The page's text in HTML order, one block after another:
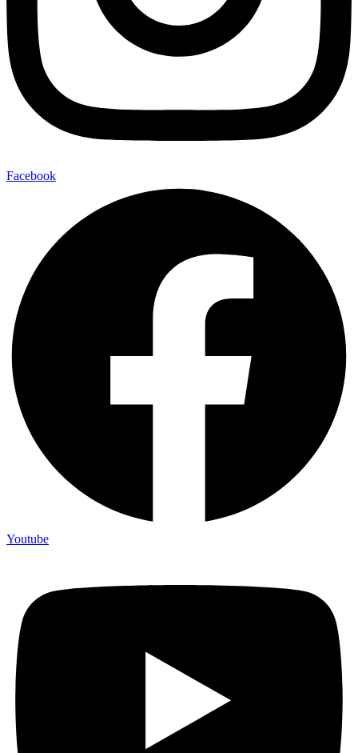
Facebook
Youtube